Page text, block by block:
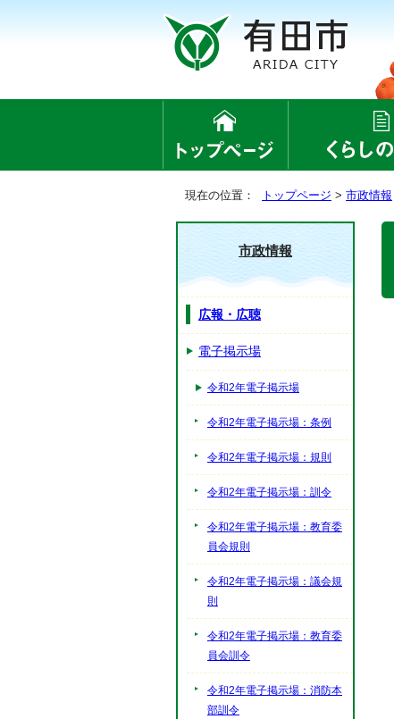
現在の位置： トップページ > 市政情報
市政情報
広報・広聴
電子掲示場
令和2年電子掲示場
令和2年電子掲示場：条例
令和2年電子掲示場：規則
令和2年電子掲示場：訓令
令和2年電子掲示場：教育委
員会規則
令和2年電子掲示場：議会規
則
令和2年電子掲示場：教育委
員会訓令
令和2年電子掲示場：消防本
部訓令